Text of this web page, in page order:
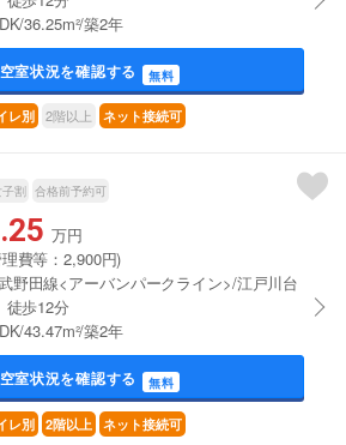
36.25m²/築2年
空室状況を確認する 無料
レ別 2階以上 ネット接続可
割 合格前予約可
万円
費等：2,900円)
野田線<アーバンパークライン>/江戸川台
歩12分
43.47m²/築2年
空室状況を確認する 無料
レ別 2階以上 ネット接続可